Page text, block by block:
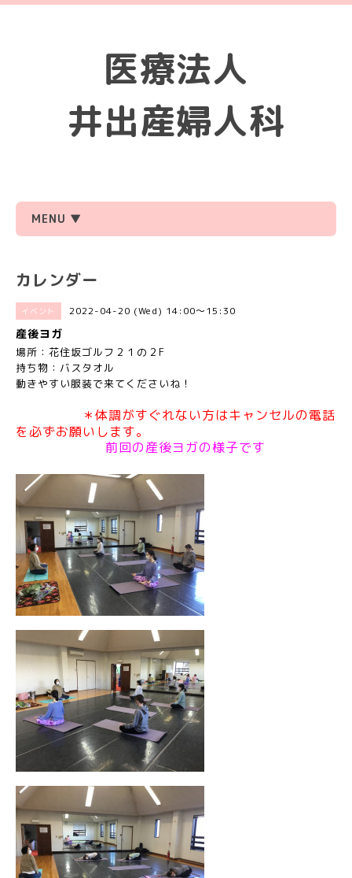
医療法人
井出産婦人科
MENU ▼
カレンダー
イベント 2022-04-20 (Wed) 14:00～15:30
産後ヨガ
場所：花住坂ゴルフ２１の２F
持ち物：バスタオル
動きやすい服装で来てくださいね！
＊体調がすぐれない方はキャンセルの電話
を必ずお願いします。
前回の産後ヨガの様子です